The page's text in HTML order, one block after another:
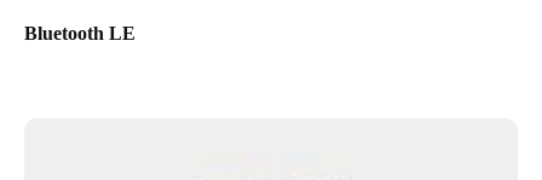
Bluetooth LE